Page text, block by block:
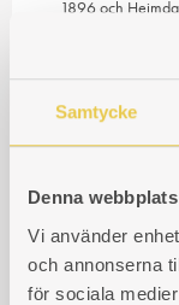
Samtycke
Denna
Vi använder
och annonserna
för sociala
1896 och
1 224kr
Spiskrok Ek
Art. nr: 990000818
759kr